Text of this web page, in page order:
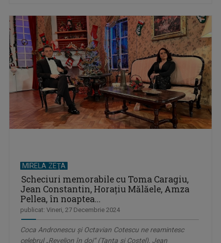
MIRELA ZEŢA
Scheciuri memorabile cu Toma Caragiu,
Jean Constantin, Horaţiu Mălăele, Amza
Pellea, în noaptea...
publicat: Vineri, 27 Decembrie 2024
Coca Andronescu şi Octavian Cotescu ne reamintesc
celebrul „Revelion în doi“ (Tanţa şi Costel), Jean